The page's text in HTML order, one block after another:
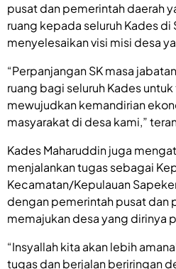
pusat dan pemerintah daerah
ruang kepada seluruh Kades di
menyelesaikan visi misi desa
“Perpanjangan SK masa
ruang bagi seluruh Kades
mewujudkan kemandirian
masyarakat di desa kami,”
Kades Maharuddin juga
menjalankan tugas sebagai
Kecamatan/Kepulauan
dengan pemerintah pusat dan
memajukan desa yang dirinya
“Insyallah kita akan lebih
tugas dan berjalan beriringan